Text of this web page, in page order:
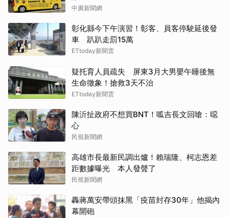
中廣新聞網
彰化縣今下午演習！彰客、員客停駛延後發
車 趴趴走罰15萬
ETtoday新聞雲
疑托育人員疏失 屏東3月大男嬰午睡後無
生命徵象！搶救3天不治
ETtoday新聞雲
陳沂扯政府不想買BNT！呱吉長文回嗆：噁
心
民視新聞網
高雄市長最新民調出爐！賴瑞隆、柯志恩差
距數據曝光 本人發聲了
民視新聞網
轟蔣萬安帶頭抹黑「疫苗封存30年」他揭內
幕開砲